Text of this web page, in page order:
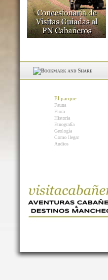
El parque
Fauna
Flora
Historia
Etnografía
Geología
Como llegar
Audios